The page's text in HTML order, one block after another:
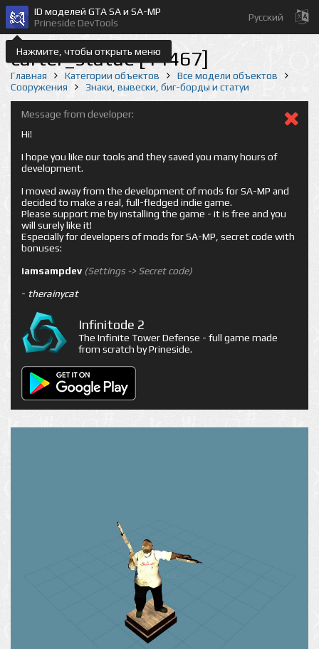
Нажмите, чтобы открыть меню
ID моделей GTA SA и SA-MP
Prineside DevTools
Русский
carter_statue [14467]
Главная Категории объектов
Все модели объектов
Сооружения
Знаки, вывески, биг-борды и статуи
Message from developer:
Hi!
I hope you like our tools and they saved you many hours of
development.
I moved away from the development of mods for SA-MP and
decided to make a real, full-fledged indie game.
Please support me by installing the game - it is free and you
will surely like it!
Especially for developers of mods for SA-MP, secret code with
bonuses:
iamsampdev (Settings -> Secret code)
- therainycat
Infinitode 2
The Infinite Tower Defense - full game made
from scratch by Prineside.